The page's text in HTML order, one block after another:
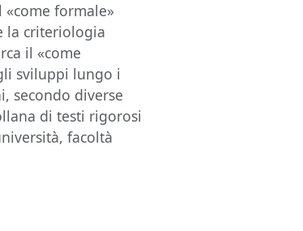
formale»
la criteriologia
il «come
sviluppi lungo i
secondo diverse
di testi rigorosi
facoltà